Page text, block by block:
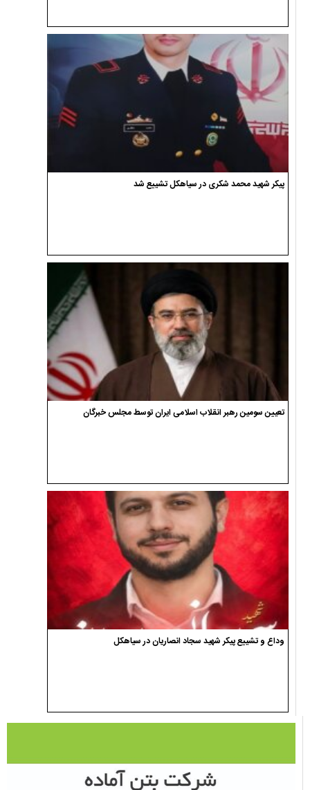
پیکر شهید محمد شکری در سیاهکل تشییع شد
تعیین سومین رهبر انقلاب اسلامی ایران توسط مجلس خبرگان
وداع و تشییع پیکر شهید سجاد انصاریان در سیاهکل